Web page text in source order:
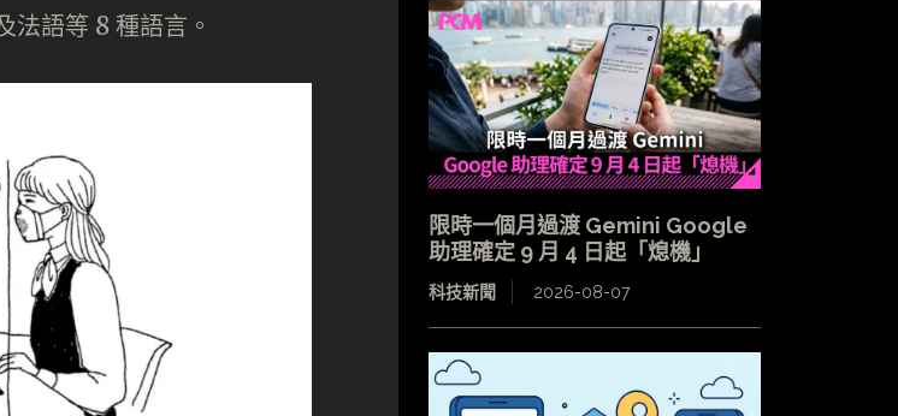
語等 8 種語言。
限時一個月過渡 Gemini Google
助理確定 9 月 4 日起「熄機」
科技新聞 2026-08-07